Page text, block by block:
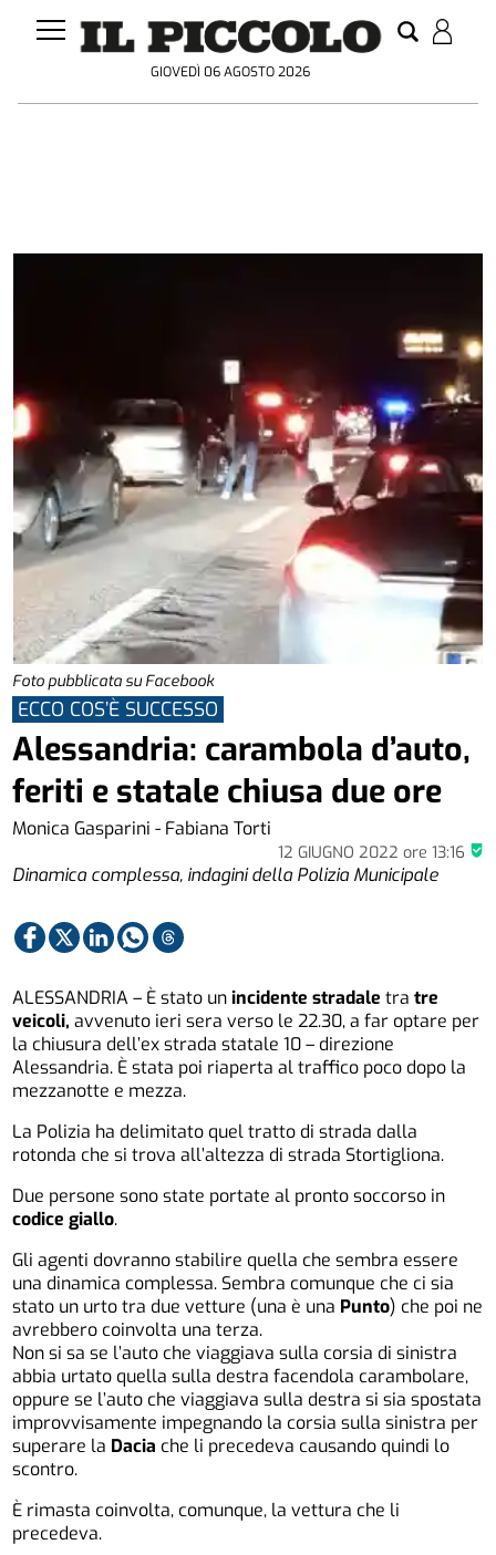
GIOVEDÌ 06 AGOSTO 2026
Foto pubblicata su Facebook
Monica Gasparini - Fabiana Torti
12 GIUGNO 2022 ore 13:16
ECCO COS’È SUCCESSO
Alessandria: carambola d’auto,
feriti e statale chiusa due ore
Dinamica complessa, indagini della Polizia Municipale
ALESSANDRIA – È stato unincidente stradale tratre
veicoli,avvenuto ieri sera verso le 22.30, a far optare per
la chiusura dell’ex strada statale 10 – direzione
Alessandria. È stata poi riaperta al traffico poco dopo la
mezzanotte e mezza.
La Polizia ha delimitato quel tratto di strada dalla
rotonda che si trova all’altezza di strada Stortigliona.
Due persone sono state portate al pronto soccorso in
codice giallo.
Gli agenti dovranno stabilire quella che sembra essere
una dinamica complessa. Sembra comunque che ci sia
stato un urto tra due vetture (una è una Punto) che poi ne
avrebbero coinvolta una terza.
Non si sa se l’auto che viaggiava sulla corsia di sinistra
abbia urtato quella sulla destra facendola carambolare,
oppure se l’auto che viaggiava sulla destra si sia spostata
improvvisamente impegnando la corsia sulla sinistra per
superare la Dacia che li precedeva causando quindi lo
scontro.
È rimasta coinvolta, comunque, la vettura che li
precedeva.